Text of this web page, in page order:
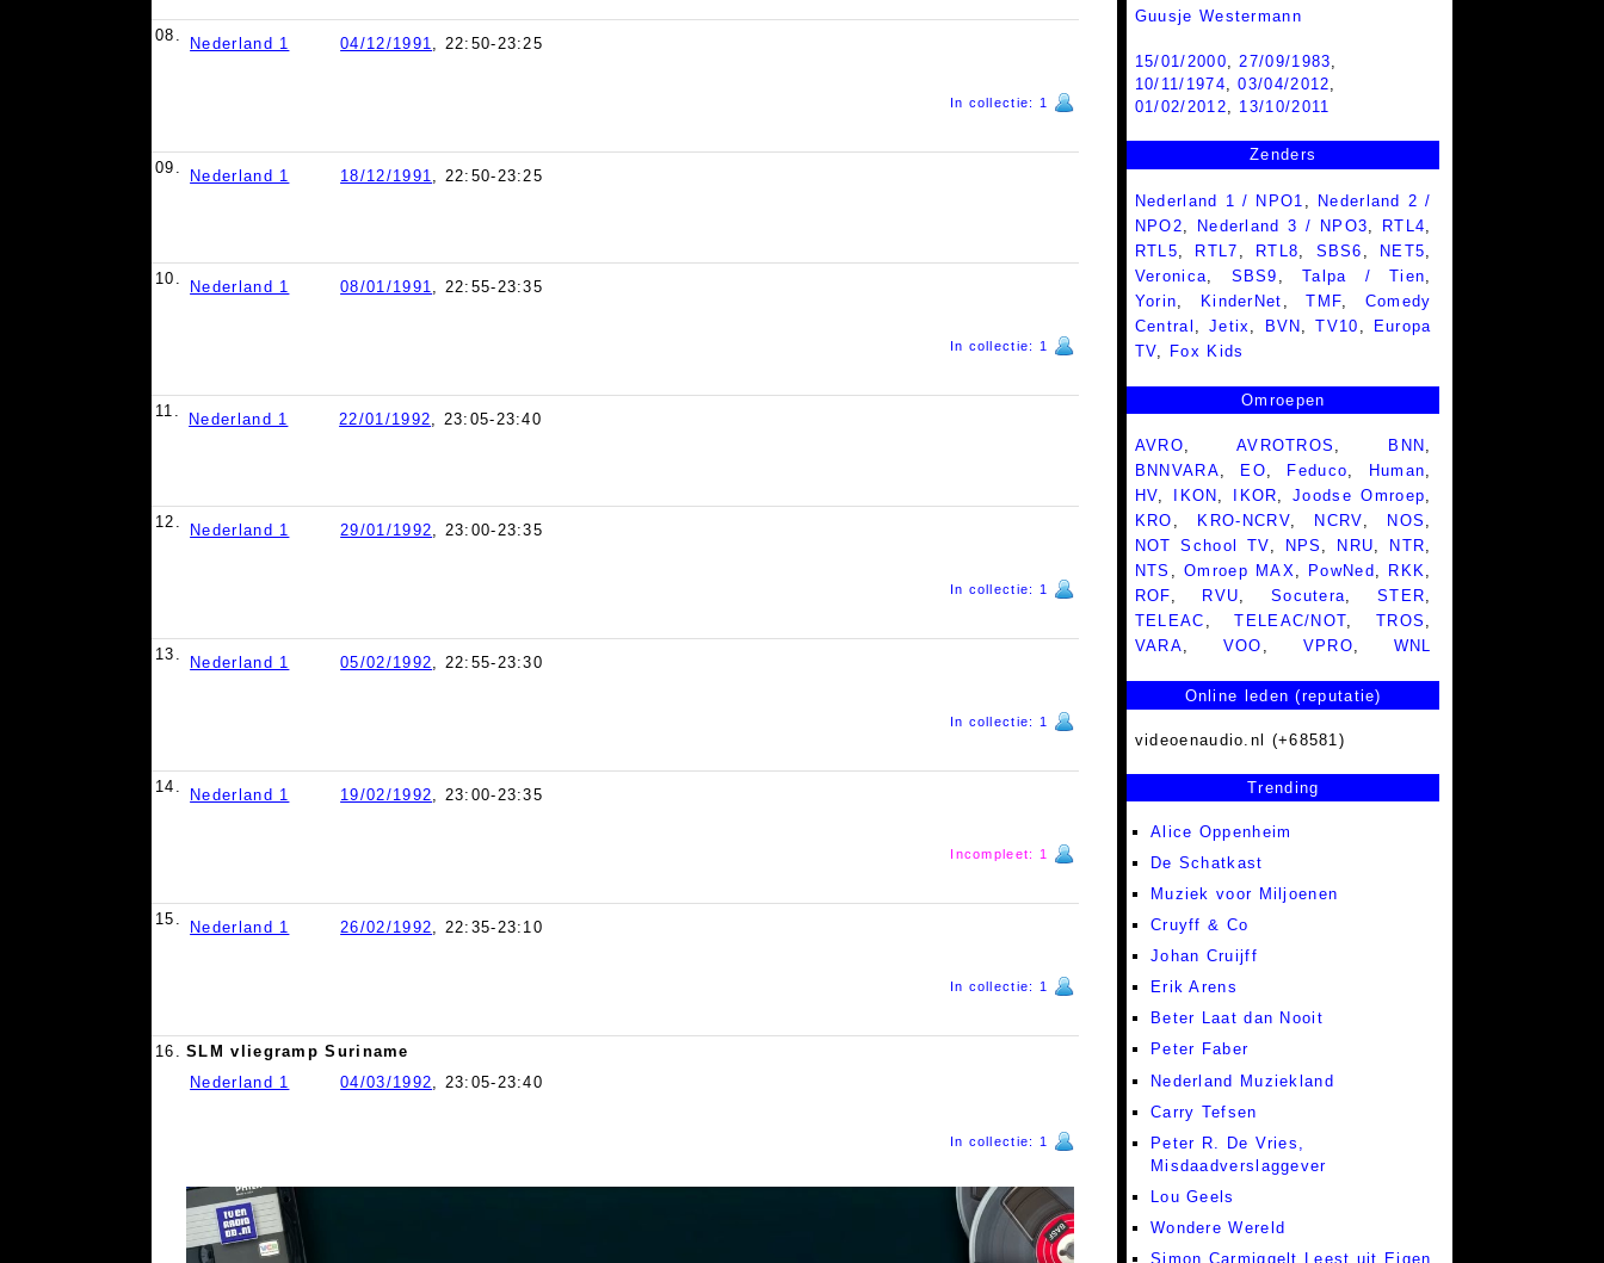
08. Nederland 1 04/12/1991, 22:50-23:25
In collectie: 1
09. Nederland 1 18/12/1991, 22:50-23:25
10. Nederland 1 08/01/1991, 22:55-23:35
In collectie: 1
11. Nederland 1 22/01/1992, 23:05-23:40
12. Nederland 1 29/01/1992, 23:00-23:35
In collectie: 1
13. Nederland 1 05/02/1992, 22:55-23:30
In collectie: 1
14. Nederland 1 19/02/1992, 23:00-23:35
Incompleet: 1
15. Nederland 1 26/02/1992, 22:35-23:10
In collectie: 1
16. SLM vliegramp Suriname
Nederland 1
04/03/1992, 23:05-23:40
In collectie: 1
Guusje Westermann
15/01/2000,27/09/1983,
10/11/1974,03/04/2012,
01/02/2012, 13/10/2011
Zenders
Nederland 1 / NPO1
Nederland 2 /
NPO2
Nederland 3 / NPO3 RTL4
RTL5
RTL7 RTL8 SBS6 NET5
Veronica
SBS9 ,Talpa / Tien
Yorin
KinderNet ,TMF
Comedy
Central
Jetix BVN ,TV10
Europa
TV
Fox Kids
Omroepen
AVRO, AVROTROS , BNN ,
BNNVARA, EO, Feduco, Human,
HV, IKON , IKOR,Joodse Omroep,
KRO , KRO-NCRV, NCRV, NOS ,
NOT School TV, NPS , NRU, NTR,
NTS ,Omroep MAX, PowNed , RKK,
ROF, RVU, Socutera,STER,
TELEAC ,TELEAC/NOT,TROS ,
VARA, VOO , VPRO, WNL
Online leden (reputatie)
videoenaudio.nl (+68581)
Trending
Alice Oppenheim
De Schatkast
Muziek voor Miljoenen
Cruyff & Co
Johan Cruijff
Erik Arens
Beter Laat dan Nooit
Peter Faber
Nederland Muziekland
Carry Tefsen
Peter R. De Vries,
Misdaadverslaggever
Lou Geels
Wondere Wereld
Simon Carmiggelt Leest uit Eigen